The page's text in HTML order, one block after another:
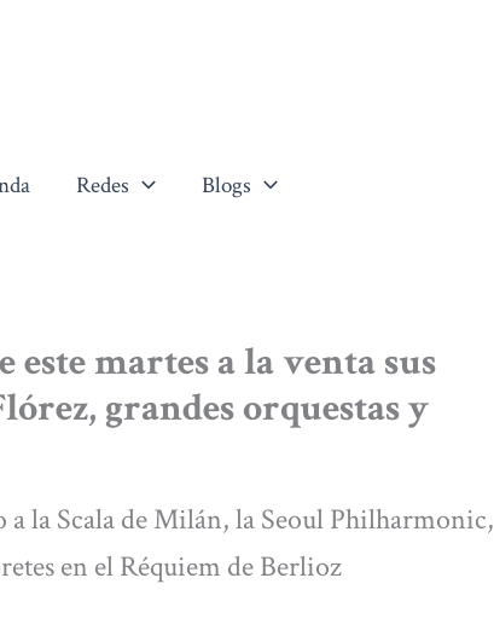
Redes Blogs
martes a la venta sus
grandes orquestas y
a la Scala de Milán, la Seoul Philharmonic,
en el Réquiem de Berlioz